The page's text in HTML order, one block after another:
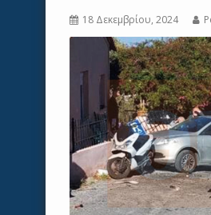
18 Δεκεμβρίου, 2024